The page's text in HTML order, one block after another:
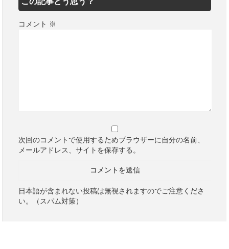
コメント ※
次回のコメントで使用するためブラウザーに自分の名前、
メールアドレス、サイトを保存する。
日本語が含まれない投稿は無視されますのでご注意くださ
い。（スパム対策）